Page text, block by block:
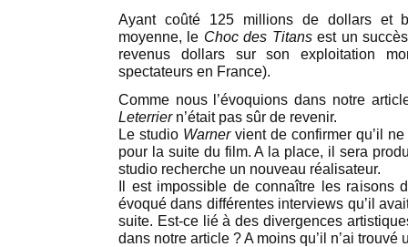
Ayant coûté 125 millions de dollars et
moyenne, le Choc des Titansest un
revenus dollars sur son exploitation
spectateurs en France).
Comme nous l’évoquions dans notre
Leterriern’était pas sûr de revenir.
Le studio Warnervient de confirmer qu’il
pour la suite du film. A la place, il sera
studio recherche un nouveau réalisateur.
Il est impossible de connaître les raisons
évoqué dans différentes interviews qu’il
suite. Est-ce lié à des divergences
dans notre article ? A moins qu’il n’ai trouvé